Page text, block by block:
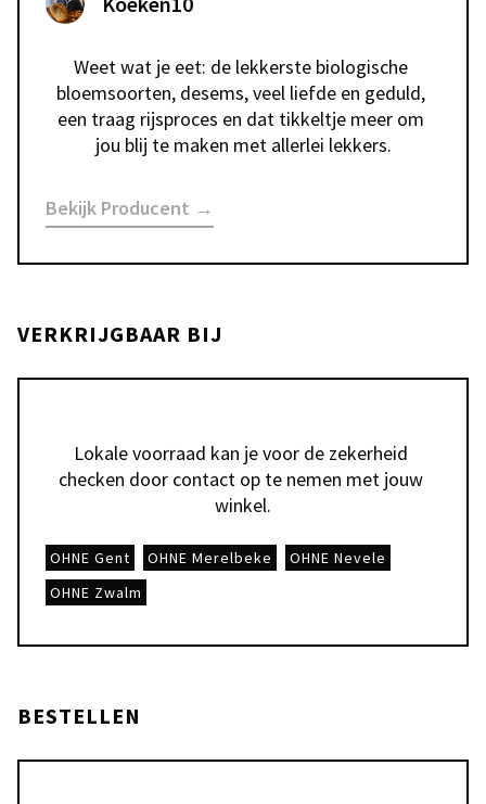
Weet wat je eet: de lekkerste biologische
bloemsoorten, desems, veel liefde en geduld,
een traag rijsproces en dat tikkeltje meer om
Bekijk Producent →
VERKRIJGBAAR BIJ
Lokale voorraad kan je voor de zekerheid
checken door contact op te nemen met jouw
winkel.
OHNE Gent OHNE Merelbeke
OHNE Nevele
OHNE Zwalm
BESTELLEN